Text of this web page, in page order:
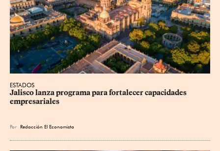
ESTADOS
Jalisco lanza programa para fortalecer capacidades
empresariales
Por Redacción El Economista